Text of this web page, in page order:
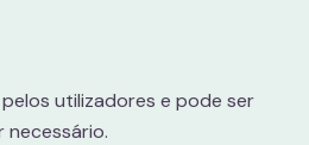
utilizadores e pode ser